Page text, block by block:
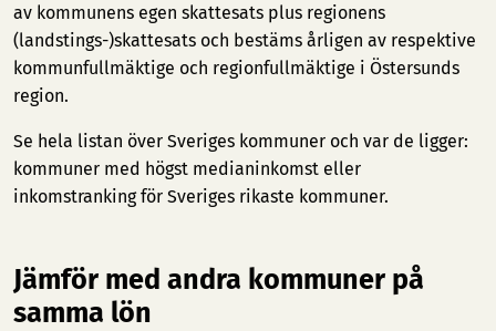
av kommunens egen skattesats plus regionens
(landstings-)skattesats och bestäms årligen av respektive
kommunfullmäktige och regionfullmäktige i Östersunds
region.
Se hela listan över Sveriges kommuner och var de ligger:
kommuner med högst medianinkomst eller
inkomstranking för Sveriges rikaste kommuner.
Jämför med andra kommuner på
samma lön